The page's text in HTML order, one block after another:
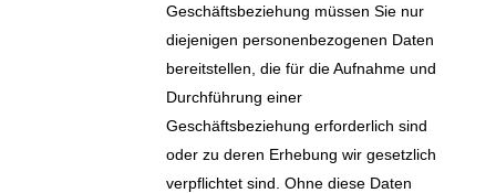
Geschäftsbeziehung müssen Sie nur
diejenigen personenbezogenen Daten
bereitstellen, die für die Aufnahme und
Durchführung einer
Geschäftsbeziehung erforderlich sind
oder zu deren Erhebung wir gesetzlich
verpflichtet sind. Ohne diese Daten